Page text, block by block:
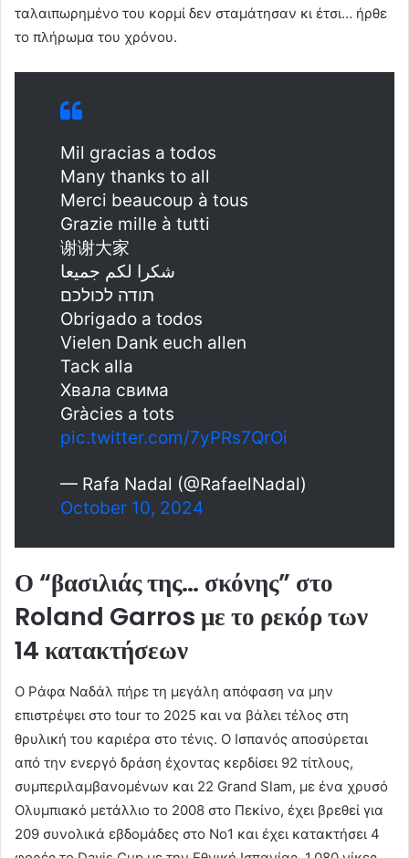
ταλαιπωρημένο του κορμί δεν σταμάτησαν κι έτσι… ήρθε
το πλήρωμα του χρόνου.
Mil gracias a todos
Many thanks to all
Merci beaucoup à tous
Grazie mille à tutti
谢谢大家
شكرا لكم جميعا
תודה לכולכם
Obrigado a todos
Vielen Dank euch allen
Tack alla
Хвала свима
Gràcies a tots
pic.twitter.com/7yPRs7QrOi
— Rafa Nadal (@RafaelNadal)
October 10, 2024
Ο “βασιλιάς της… σκόνης” στο
Roland Garrosμε το ρεκόρ των
14 κατακτήσεων
Ο Ράφα Ναδάλ πήρε τη μεγάλη απόφαση να μην
επιστρέψει στο tour το 2025 και να βάλει τέλος στη
θρυλική του καριέρα στο τένις. Ο Ισπανός αποσύρεται
από την ενεργό δράση έχοντας κερδίσει 92 τίτλους,
συμπεριλαμβανομένων και 22 Grand Slam, με ένα χρυσό
Ολυμπιακό μετάλλιο το 2008 στο Πεκίνο, έχει βρεθεί για
209 συνολικά εβδομάδες στο Νο1 και έχει κατακτήσει 4